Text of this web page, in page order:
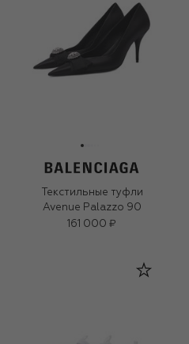
Текстильные туфли
Avenue Palazzo 90
161 000 ₽